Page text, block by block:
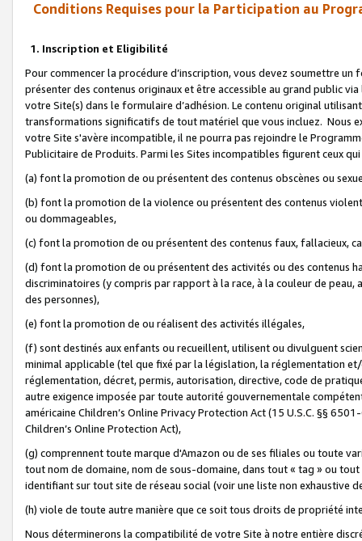
Conditions Requises pour la Participation au
1. Inscription et Eligibilité
Pour commencer la procédure d’inscription, vous devez soumettre
présenter des contenus originaux et être accessible au grand public
votre Site(s) dans le formulaire d’adhésion. Le contenu original
transformations significatifs de tout matériel que vous incluez. Nous
votre Site s'avère incompatible, il ne pourra pas rejoindre le
Publicitaire de Produits. Parmi les Sites incompatibles figurent ceux
(a) font la promotion de ou présentent des contenus obscènes ou
(b) font la promotion de la violence ou présentent des contenus
ou dommageables,
(c) font la promotion de ou présentent des contenus faux, fallacieux,
(d) font la promotion de ou présentent des activités ou des contenus
discriminatoires (y compris par rapport à la race, à la couleur de
des personnes),
(e) font la promotion de ou réalisent des activités illégales,
(f) sont destinés aux enfants ou recueillent, utilisent ou divulguent
minimal applicable (tel que fixé par la législation, la réglementation
réglementation, décret, permis, autorisation, directive, code de
autre exigence imposée par toute autorité gouvernementale
américaine Children’s Online Privacy Protection Act (15 U.S.C. §§
Children’s Online Protection Act),
(g) comprennent toute marque d'Amazon ou de ses filiales ou toute
tout nom de domaine, nom de sous-domaine, dans tout « tag » ou
identifiant sur tout site de réseau social (voir une liste non exhaustive
(h) viole de toute autre manière que ce soit tous droits de propriété
Nous déterminerons la compatibilité de votre Site à notre entière